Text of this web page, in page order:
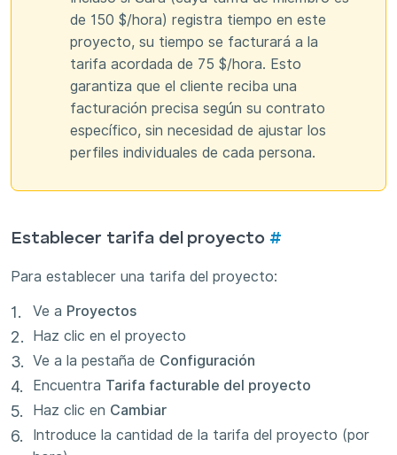
de 150 $/hora) registra tiempo en este
proyecto, su tiempo se facturará a la
tarifa acordada de 75 $/hora. Esto
garantiza que el cliente reciba una
facturación precisa según su contrato
específico, sin necesidad de ajustar los
perfiles individuales de cada persona.
Establecer tarifa del proyecto #
Para establecer una tarifa del proyecto:
Ve a Proyectos
Haz clic en el proyecto
Ve a la pestaña de Configuración
Encuentra Tarifa facturable del proyecto
Haz clic en Cambiar
Introduce la cantidad de la tarifa del proyecto (por